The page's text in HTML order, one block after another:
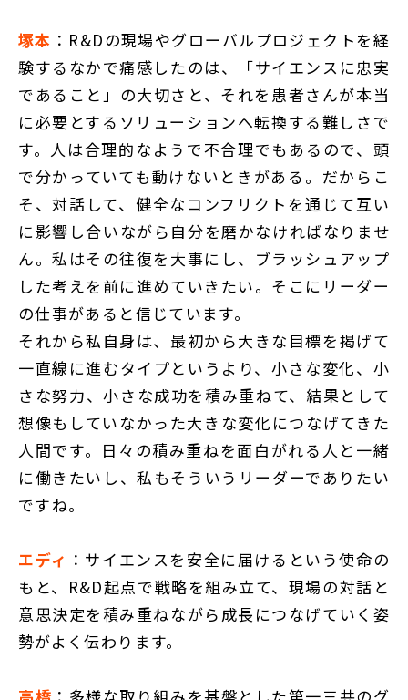
塚本 ：R&Dの現場やグローバルプロジェクトを経
験するなかで痛感したのは、「サイエンスに忠実
であること」の大切さと、それを患者さんが本当
に必要とするソリューションへ転換する難しさで
す。人は合理的なようで不合理でもあるので、頭
で分かっていても動けないときがある。だからこ
そ、対話して、健全なコンフリクトを通じて互い
に影響し合いながら自分を磨かなければなりませ
ん。私はその往復を大事にし、ブラッシュアップ
した考えを前に進めていきたい。そこにリーダー
の仕事があると信じています。
それから私自身は、最初から大きな目標を掲げて
一直線に進むタイプというより、小さな変化、小
さな努力、小さな成功を積み重ねて、結果として
想像もしていなかった大きな変化につなげてきた
人間です。日々の積み重ねを面白がれる人と一緒
に働きたいし、私もそういうリーダーでありたい
ですね。
エディ ：サイエンスを安全に届けるという使命の
もと、R&D起点で戦略を組み立て、現場の対話と
意思決定を積み重ねながら成長につなげていく姿
勢がよく伝わります。